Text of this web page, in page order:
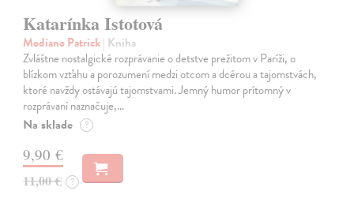
Katarínka Istotová
Modiano Patrick| Kniha
Zvláštne nostalgické rozprávanie o detstve prežitom v Paríži, o
blízkom vzťahu a porozumení medzi otcom a dcérou a tajomstvách,
ktoré navždy ostávajú tajomstvami. Jemný humor prítomný v
rozprávaní naznačuje,…
Na sklade ?
9,90 €
11,00 € ?